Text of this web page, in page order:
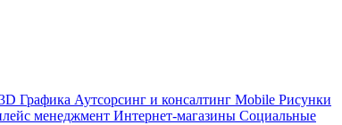
Графика Аутсорсинг и консалтинг Mobile Рисунки
менеджмент Интернет-магазины Социальные